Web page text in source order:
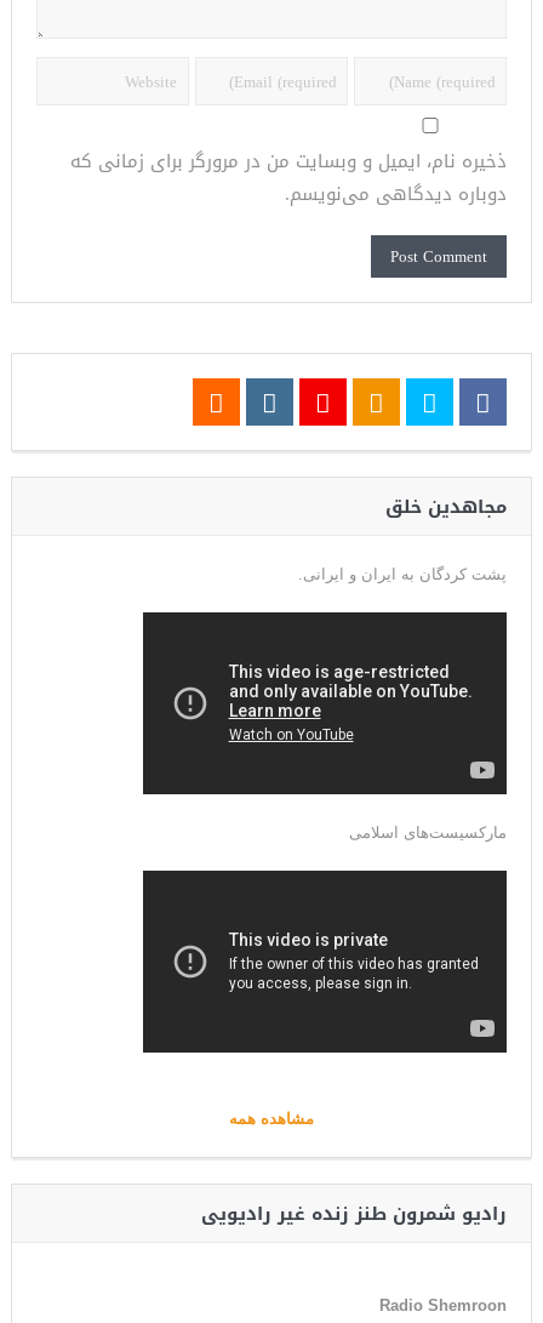
ذخیره نام، ایمیل و وبسایت من در مرورگر برای زمانی که
دوباره دیدگاهی می‌نویسم.
مجاهدین خلق
پشت کردگان به ایران و ایرانی.
مارکسیست‌های اسلامی
مشاهده همه
رادیو شمرون طنز زنده غیر رادیویی
Radio Shemroon